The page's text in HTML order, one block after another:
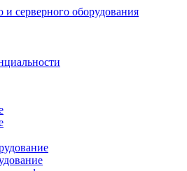
серверного оборудования